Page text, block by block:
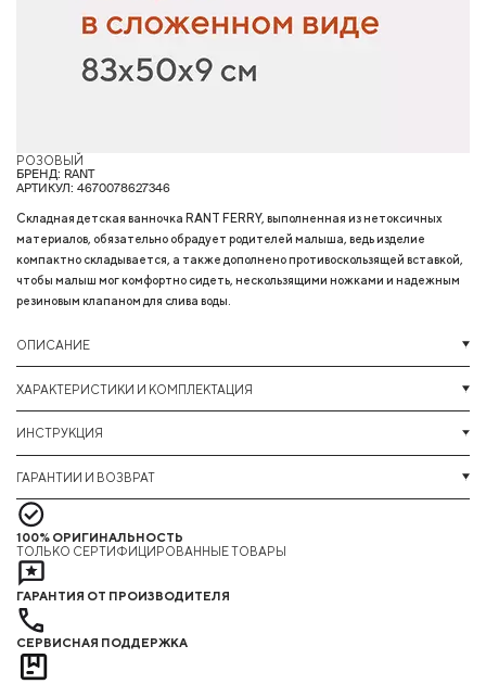
РОЗОВЫЙ
БРЕНД: RANT
АРТИКУЛ: 4670078627346
Складная детская ванночка RANT FERRY, выполненная из нетоксичных
материалов, обязательно обрадует родителей малыша, ведь изделие
компактно складывается, а также дополнено противоскользящей вставкой,
чтобы малыш мог комфортно сидеть, нескользящими ножками и надежным
резиновым клапаном для слива воды.
ОПИСАНИЕ
ХАРАКТЕРИСТИКИ И КОМПЛЕКТАЦИЯ
ИНСТРУКЦИЯ
ГАРАНТИИ И ВОЗВРАТ
100% ОРИГИНАЛЬНОСТЬ
ТОЛЬКО СЕРТИФИЦИРОВАННЫЕ ТОВАРЫ
ГАРАНТИЯ ОТ ПРОИЗВОДИТЕЛЯ
СЕРВИСНАЯ ПОДДЕРЖКА